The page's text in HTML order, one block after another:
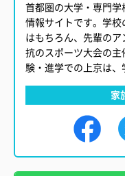
家
首都圏の大学・専門
情報サイトです。学
はもちろん、先輩の
抗のスポーツ大会の
験・進学での上京は、